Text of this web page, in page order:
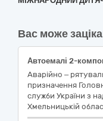
Вас може
Аварійно –
призначення
служби України з
Хмельницькій